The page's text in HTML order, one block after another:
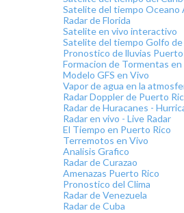
Satelite del tiempo Oceano
Radar de Florida
Satelite en vivo interactivo
Satelite del tiempo Golfo de
Pronostico de lluvias Puerto
Formacion de Tormentas
Modelo GFS en Vivo
Vapor de agua en la
Radar Doppler de Puerto
Radar de Huracanes -
Radar en vivo - Live Radar
El Tiempo en Puerto Rico
Terremotos en Vivo
Analisis Grafico
Radar de Curazao
Amenazas Puerto Rico
Pronostico del Clima
Radar de Venezuela
Radar de Cuba